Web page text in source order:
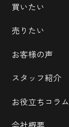
買いたい
売りたい
お客様の声
スタッフ紹介
お役立ちコラム